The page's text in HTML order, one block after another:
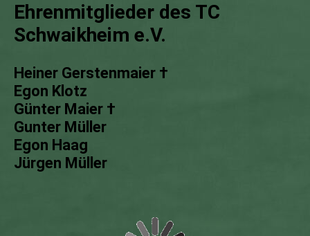
Ehrenmitglieder des TC
Schwaikheim e.V.
Heiner Gerstenmaier †
Egon Klotz
Günter Maier †
Gunter Müller
Egon Haag
Jürgen Müller